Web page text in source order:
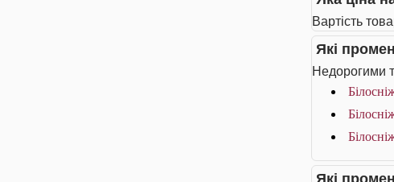
Вартість
Які
Недорогими
Які